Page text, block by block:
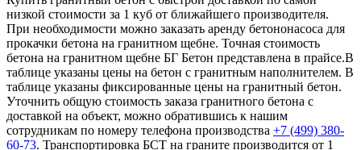
низкой стоимости за 1 куб от ближайшего производителя.
При необходимости можно заказать аренду бетононасоса для
прокачки бетона на гранитном щебне. Точная стоимость
бетона на гранитном щебне БГ Бетон представлена в прайсе.В
таблице указаны цены на бетон с гранитным наполнителем. В
таблице указаны фиксированные цены на гранитный бетон.
Уточнить общую стоимость заказа гранитного бетона с
доставкой на объект, можно обратившись к нашим
сотрудникам по номеру телефона производства +7 (499) 380-
60-73. Транспортировка БСТ на граните производится от 1